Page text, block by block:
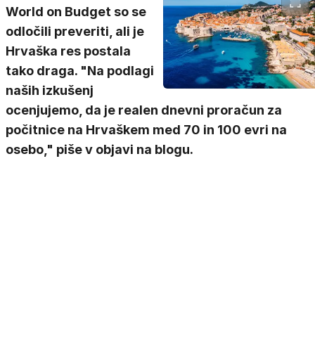
World on Budget so se
odločili preveriti, ali je
Hrvaška res postala
tako draga. "Na podlagi
naših izkušenj
ocenjujemo, da je realen dnevni proračun za
počitnice na Hrvaškem med 70 in 100 evri na
osebo," piše v objavi na blogu.